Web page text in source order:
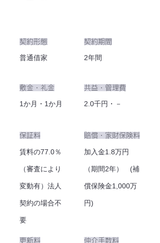
​契約形態
普通借家
​敷金・礼金
1か月・1か月
​保証料
賃料の77.0％
（審査により
変動有）法人
契約の場合不
要
更新料
​契約期間
2年間
​共益・管理費
2.0千円・－
​賠償・家財保険料
加入金1.8万円
（期間2年） (補
償保険金1,000万
円)
仲介手数料